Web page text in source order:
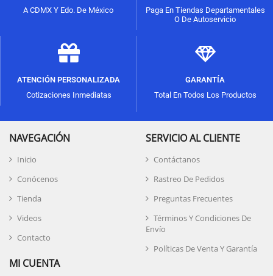
A CDMX Y Edo. De México
Paga En Tiendas Departamentales
O De Autoservicio
ATENCIÓN PERSONALIZADA
Cotizaciones Inmediatas
GARANTÍA
Total En Todos Los Productos
NAVEGACIÓN
Inicio
Conócenos
Tienda
Videos
Contacto
SERVICIO AL CLIENTE
Contáctanos
Rastreo De Pedidos
Preguntas Frecuentes
Términos Y Condiciones De
Envío
Políticas De Venta Y Garantía
MI CUENTA